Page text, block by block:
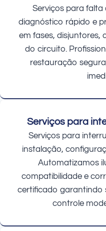
Serviços para falta
diagnóstico rápido e
em fases, disjuntores,
do circuito.
restauração
Serviços para
Serviços para
instalação,
Automatizamos
compatibilidade e
certificado garantindo
controle